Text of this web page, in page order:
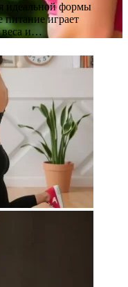
идеальной формы
питание играет
веса и…